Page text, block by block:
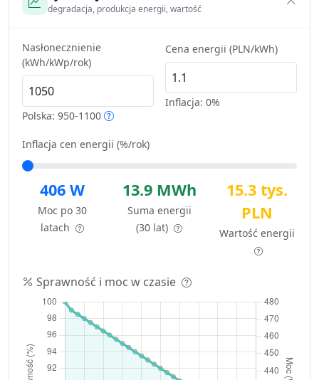
degradacja, produkcja energii, wartość
Nasłonecznienie
(kWh/kWp/rok)
Polska: 950-1100
Cena energii (PLN/kWh)
Inflacja: 0%
Inflacja cen energii (%/rok)
406 W
Moc po 30
latach
13.9 MWh
Suma energii
(30 lat)
15.3 tys.
PLN
Wartość energii
Sprawność i moc w czasie